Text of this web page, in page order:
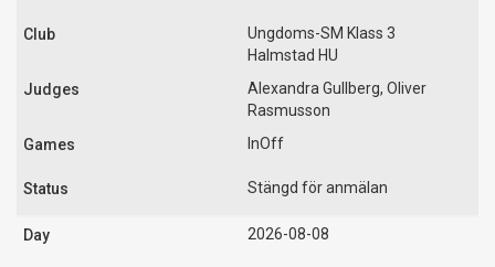
Ungdoms-SM Klass 3
Halmstad HU
Alexandra Gullberg, Oliver
Rasmusson
InOff
Stängd för anmälan
2026-08-08